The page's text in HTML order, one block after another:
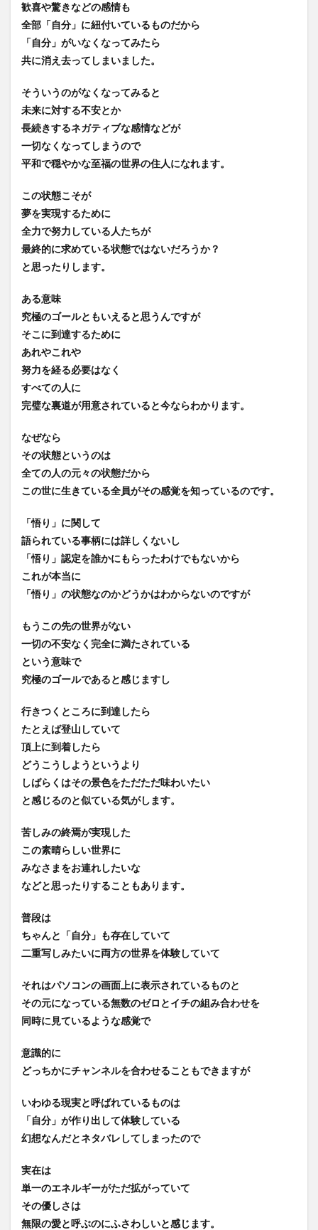
歓喜や驚きなどの感情も
全部「自分」に紐付いているものだから
「自分」がいなくなってみたら
共に消え去ってしまいました。
そういうのがなくなってみると
未来に対する不安とか
長続きするネガティブな感情などが
一切なくなってしまうので
平和で穏やかな至福の世界の住人になれます。
この状態こそが
夢を実現するために
全力で努力している人たちが
最終的に求めている状態ではないだろうか？
と思ったりします。
ある意味
究極のゴールともいえると思うんですが
そこに到達するために
あれやこれや
努力を経る必要はなく
すべての人に
完璧な裏道が用意されていると今ならわかります。
なぜなら
その状態というのは
全ての人の元々の状態だから
この世に生きている全員がその感覚を知っているのです。
「悟り」に関して
語られている事柄には詳しくないし
「悟り」認定を誰かにもらったわけでもないから
これが本当に
「悟り」の状態なのかどうかはわからないのですが
もうこの先の世界がない
一切の不安なく完全に満たされている
という意味で
究極のゴールであると感じますし
行きつくところに到達したら
たとえば登山していて
頂上に到着したら
どうこうしようというより
しばらくはその景色をただただ味わいたい
と感じるのと似ている気がします。
苦しみの終焉が実現した
この素晴らしい世界に
みなさまをお連れしたいな
などと思ったりすることもあります。
普段は
ちゃんと「自分」も存在していて
二重写しみたいに両方の世界を体験していて
それはパソコンの画面上に表示されているものと
その元になっている無数のゼロとイチの組み合わせを
同時に見ているような感覚で
意識的に
どっちかにチャンネルを合わせることもできますが
いわゆる現実と呼ばれているものは
「自分」が作り出して体験している
幻想なんだとネタバレしてしまったので
実在は
単一のエネルギーがただ拡がっていて
その優しさは
無限の愛と呼ぶのにふさわしいと感じます。